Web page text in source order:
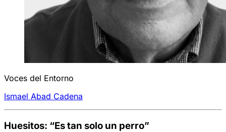
Voces del Entorno
Ismael Abad Cadena
Huesitos: “Es tan solo un perro”